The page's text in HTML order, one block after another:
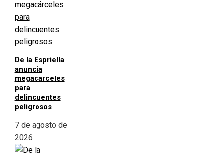
De la Espriella
anuncia
megacárceles
para
delincuentes
peligrosos
7 de agosto de
2026